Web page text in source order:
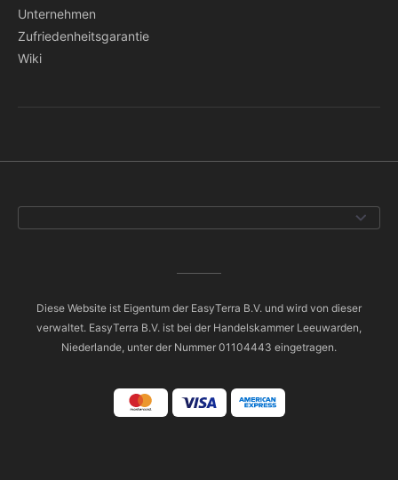
Unternehmen
Zufriedenheitsgarantie
Wiki
Diese Website ist Eigentum der EasyTerra B.V. und wird von dieser
verwaltet. EasyTerra B.V. ist bei der Handelskammer Leeuwarden,
Niederlande, unter der Nummer 01104443 eingetragen.